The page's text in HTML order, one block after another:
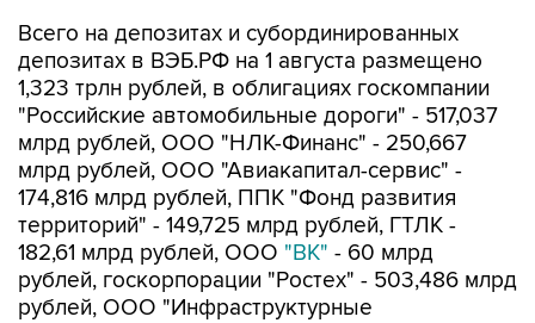
Всего на депозитах и субординированных
депозитах в ВЭБ.РФ на 1 августа размещено
1,323 трлн рублей, в облигациях госкомпании
"Российские автомобильные дороги" - 517,037
млрд рублей, ООО "НЛК-Финанс" - 250,667
млрд рублей, ООО "Авиакапитал-сервис" -
174,816 млрд рублей, ППК "Фонд развития
территорий" - 149,725 млрд рублей, ГТЛК -
182,61 млрд рублей, ООО "ВК" - 60 млрд
рублей, госкорпорации "Ростех" - 503,486 млрд
рублей, ООО "Инфраструктурные